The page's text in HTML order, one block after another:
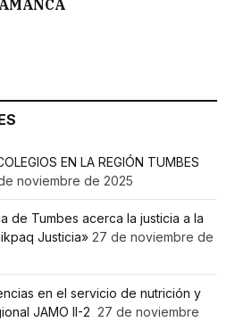
EN LA REGIÓN TUMBES
noviembre de 2025
de Tumbes acerca la justicia a la
Justicia» 27 de noviembre de
en el servicio de nutrición y
JAMO II-2 27 de noviembre